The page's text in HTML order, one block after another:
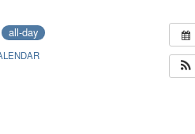
बैठक
उपक्रम
शिबिरास पनवेलमध्ये उत्स्फूर्त प्रतिसाद
all-day